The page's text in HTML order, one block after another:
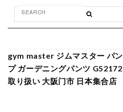
gym master ジムマスター パ
プ ガーデニングパンツ
取り扱い 大阪门市 日本集合店